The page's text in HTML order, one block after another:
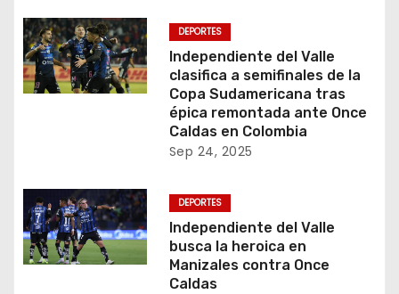
DEPORTES
Independiente del Valle
clasifica a semifinales de la
Copa Sudamericana tras
épica remontada ante Once
Caldas en Colombia
Sep 24, 2025
DEPORTES
Independiente del Valle
busca la heroica en
Manizales contra Once
Caldas